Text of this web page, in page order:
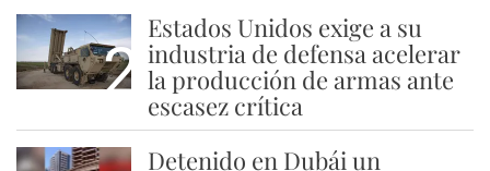
2
Estados Unidos exige a su
industria de defensa acelerar
la producción de armas ante
escasez crítica
Detenido en Dubái un